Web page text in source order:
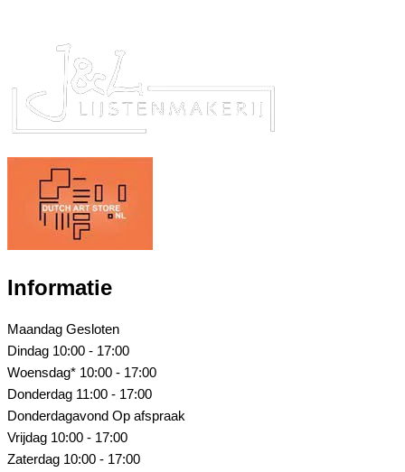
Informatie
Maandag Gesloten
Dindag 10:00 - 17:00
Woensdag* 10:00 - 17:00
Donderdag 11:00 - 17:00
Donderdagavond Op afspraak
Vrijdag 10:00 - 17:00
Zaterdag 10:00 - 17:00